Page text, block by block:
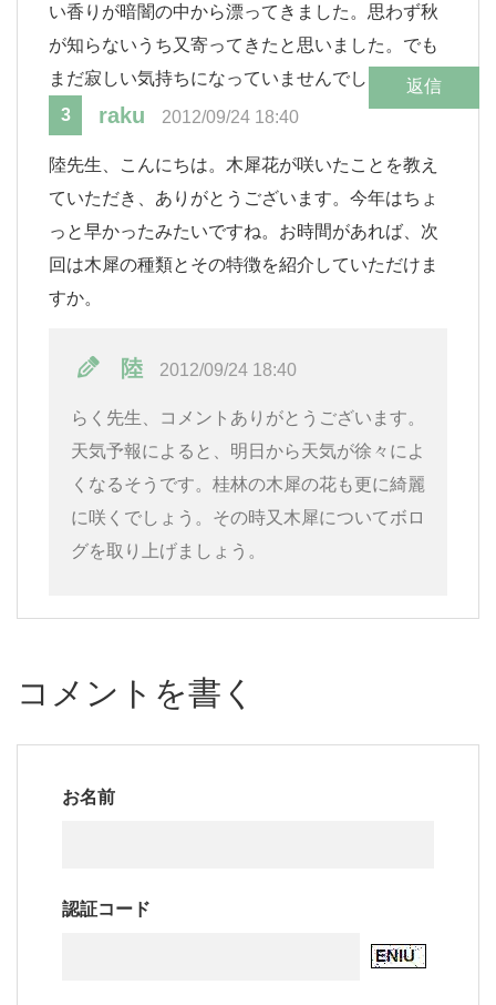
い香りが暗闇の中から漂ってきました。思わず秋
が知らないうち又寄ってきたと思いました。でも
まだ寂しい気持ちになっていませんでした。
3
raku 2012/09/24 18:40
返信
陸先生、こんにちは。木犀花が咲いたことを教え
ていただき、ありがとうございます。今年はちょ
っと早かったみたいですね。お時間があれば、次
回は木犀の種類とその特徴を紹介していただけま
すか。
陸 2012/09/24 18:40
らく先生、コメントありがとうございます。
天気予報によると、明日から天気が徐々によ
くなるそうです。桂林の木犀の花も更に綺麗
に咲くでしょう。その時又木犀についてボロ
グを取り上げましょう。
コメントを書く
お名前
認証コード